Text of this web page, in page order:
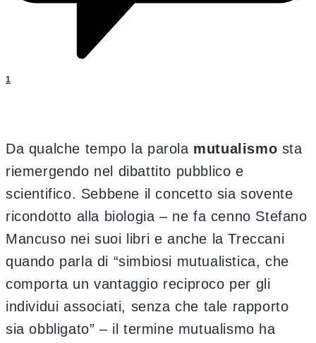
1
Da qualche tempo la parola mutualismo sta
riemergendo nel dibattito pubblico e
scientifico. Sebbene il concetto sia sovente
ricondotto alla biologia – ne fa cenno Stefano
Mancuso nei suoi libri e anche la Treccani
quando parla di “simbiosi mutualistica, che
comporta un vantaggio reciproco per gli
individui associati, senza che tale rapporto
sia obbligato” – il termine mutualismo ha